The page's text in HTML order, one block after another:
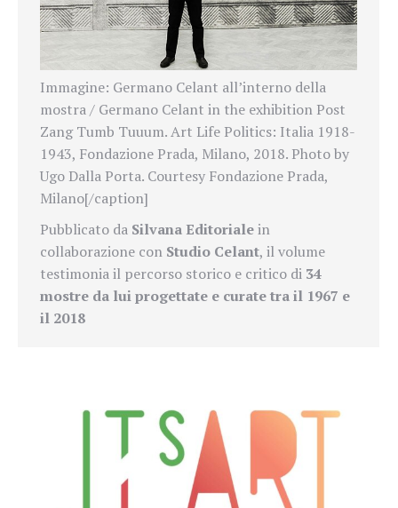
Immagine: Germano Celant all’interno della
mostra / Germano Celant in the exhibition Post
Zang Tumb Tuuum. Art Life Politics: Italia 1918-
1943, Fondazione Prada, Milano, 2018. Photo by
Ugo Dalla Porta. Courtesy Fondazione Prada,
Milano[/caption]
Pubblicato da Silvana Editorialein
collaborazione con Studio Celant, il volume
testimonia il percorso storico e critico di 34
mostre da lui progettate e curate tra il 1967 e
il 2018